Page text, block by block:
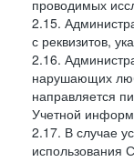
проводимых
2.15.
с реквизитов,
2.16.
нарушающих
направляется
Учетной
2.17. В случае
использования